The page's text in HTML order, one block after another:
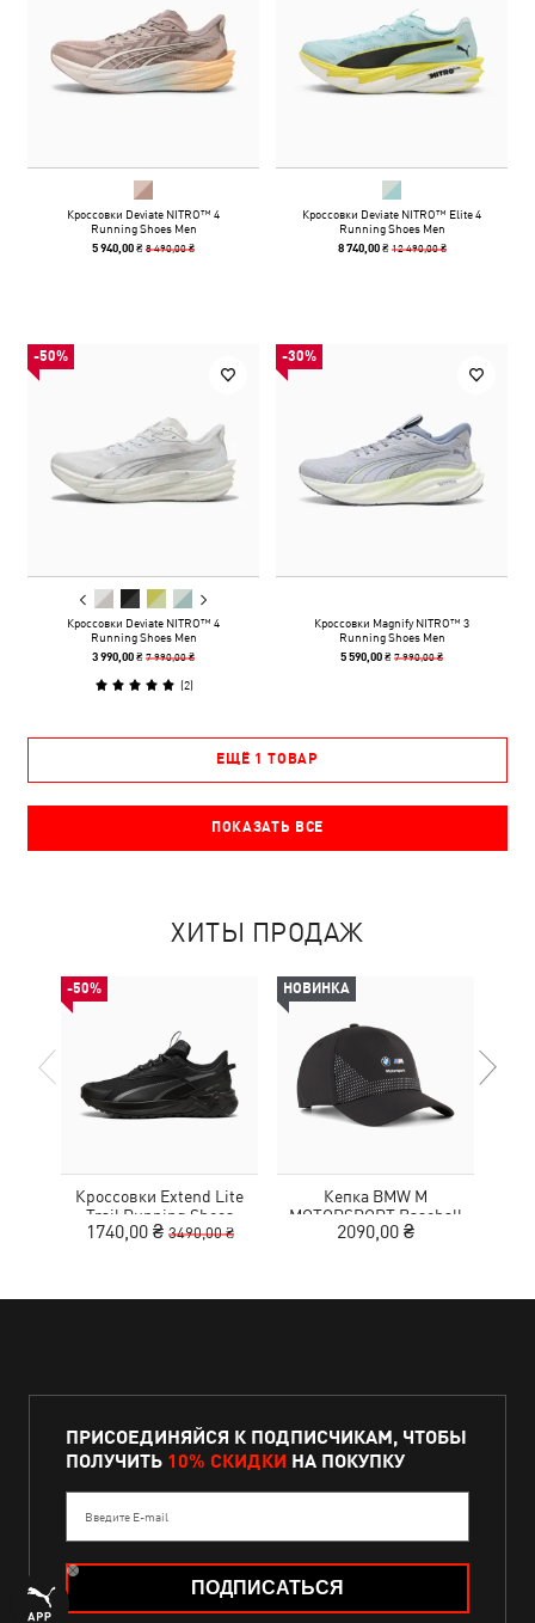
Кроссовки Deviate NITRO™ 4
Running Shoes Men
5 940,00 ₴8 490,00 ₴
Кроссовки Deviate NITRO™ Elite 4
Running Shoes Men
8 740,00 ₴ 12 490,00 ₴
-50%
Кроссовки Deviate NITRO™ 4
Running Shoes Men
3 990,00 ₴7 990,00 ₴
(2)
-30%
Кроссовки Magnify NITRO™ 3
Running Shoes Men
5 590,00 ₴7 990,00 ₴
ЕЩЁ 1 ТОВАР
ПОКАЗАТЬ ВСЕ
ХИТЫ ПРОДАЖ
-50%
Кроссовки Extend Lite
Trail Running Shoes
1740,00 ₴ 3490,00 ₴
НОВИНКА
Кепка BMW M
MOTORSPORT Baseball
Cap
2090,00 ₴
ПРИСОЕДИНЯЙСЯ К ПОДПИСЧИКАМ, ЧТОБЫ
ПОЛУЧИТЬ 10% СКИДКИ НА ПОКУПКУ
Введите E-mail
ПОДПИСАТЬСЯ